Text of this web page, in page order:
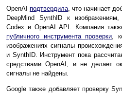
OpenAI подтвердила , что начинает
DeepMind SynthID к
Codex и OpenAI API. Компания
публичного инструмента проверки ,
изображениях сигналы
и SynthID. Инструмент пока
средствами OpenAI, и не делает
сигналы не найдены.
Google также добавляет проверку